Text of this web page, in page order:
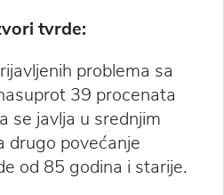
tvrde:
problema sa
39 procenata
se javlja u srednjim
drugo povećanje
od 85 godina i starije.